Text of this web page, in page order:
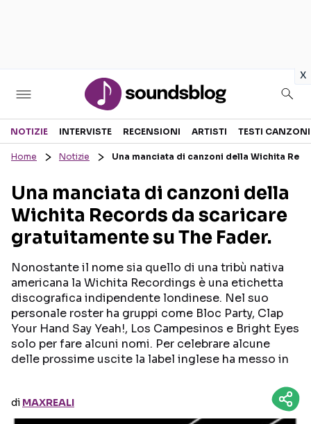
x
Sezioni
RECENSIONI MUSICALI
INTERVISTE
GOSSIP E CURIOSITÀ
TESTI CANZONI
TOUR ED EVENTI
TALENT SHOW
Seguici sui social
NOTIZIE INTERVISTE RECENSIONI ARTISTI TESTI CANZONI
Home Notizie Una manciata di canzoni della Wichita
Una manciata di canzoni della
Wichita Records da scaricare
gratuitamente su The Fader.
Nonostante il nome sia quello di una tribù nativa
americana la Wichita Recordings è una etichetta
discografica indipendente londinese. Nel suo
personale roster ha gruppi come Bloc Party, Clap
Your Hand Say Yeah!, Los Campesinos e Bright Eyes
solo per fare alcuni nomi. Per celebrare alcune
delle prossime uscite la label inglese ha messo in
di MAXREALI